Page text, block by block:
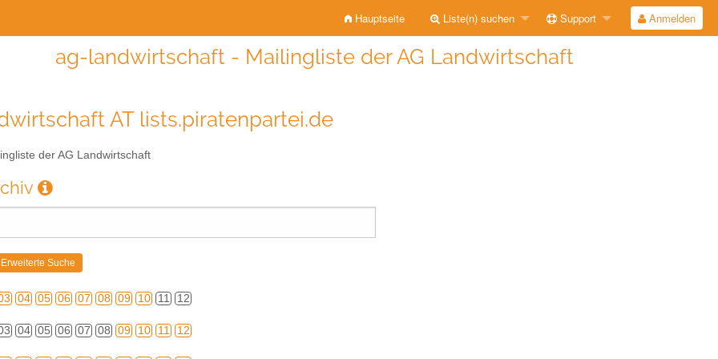
Hauptseite Liste(n) suchen Support Anmelden
ag-landwirtschaft - Mailingliste der AG Landwirtschaft
AT lists.piratenpartei.de
der AG Landwirtschaft
04 05 06 07 08 09 10 11 12
04 05 06 07 08 09 10 11 12